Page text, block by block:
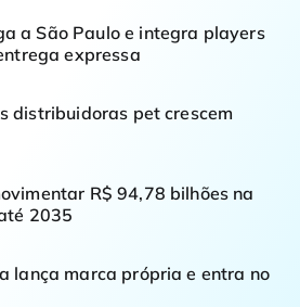
a São Paulo e integra players
expressa
distribuidoras pet crescem
R$ 94,78 bilhões na
2035
lança marca própria e entra no